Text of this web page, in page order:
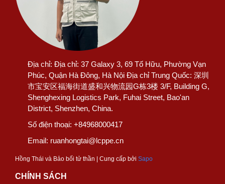
Địa chỉ: Địa chỉ: 37 Galaxy 3, 69 Tố Hữu, Phường Vạn
Phúc, Quận Hà Đông, Hà Nội Địa chỉ Trung Quốc: 深圳
市宝安区福海街道盛和兴物流园G栋3楼 3/F, Building G,
Shenghexing Logistics Park, Fuhai Street, Bao'an
District, Shenzhen, China.
Số điện thoại: +84968000417
Email: ruanhongtai@lcppe.cn
Hồng Thái và Bảo bối tử thần | Cung cấp bởi Sapo
CHÍNH SÁCH